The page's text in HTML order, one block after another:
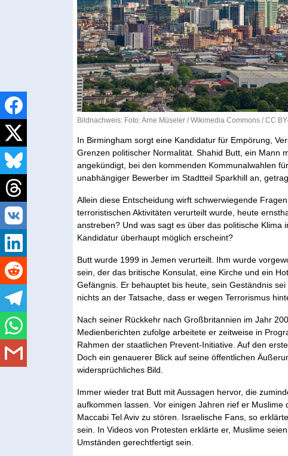
Bildnachweis: Foto: Arne Müseler /Wikimedia Commons /CC
In Birmingham sorgt eine Kandidatur für Empörung,
Grenzen politischer Normalität. Shahid Butt, ein Mann
angekündigt, bei den kommenden Kommunalwahlen
unabhängiger Bewerber im Stadtteil Sparkhill an,
Allein diese Entscheidung wirft schwerwiegende
terroristischen Aktivitäten verurteilt wurde, heute
anstreben? Und was sagt es über das politische Klima
Kandidatur überhaupt möglich erscheint?
Butt wurde 1999 in Jemen verurteilt. Ihm wurde
sein, der das britische Konsulat, eine Kirche und ein
Gefängnis. Er behauptet bis heute, sein Geständnis
nichts an der Tatsache, dass er wegen Terrorismus
Nach seiner Rückkehr nach Großbritannien im Jahr
Medienberichten zufolge arbeitete er zeitweise in
Rahmen der staatlichen Prevent-Initiative. Auf den
Doch ein genauerer Blick auf seine öffentlichen
widersprüchliches Bild.
Immer wieder trat Butt mit Aussagen hervor, die
aufkommen lassen. Vor einigen Jahren rief er
Maccabi Tel Aviv zu stören. Israelische Fans, so
sein. In Videos von Protesten erklärte er, Muslime
Umständen gerechtfertigt sein.